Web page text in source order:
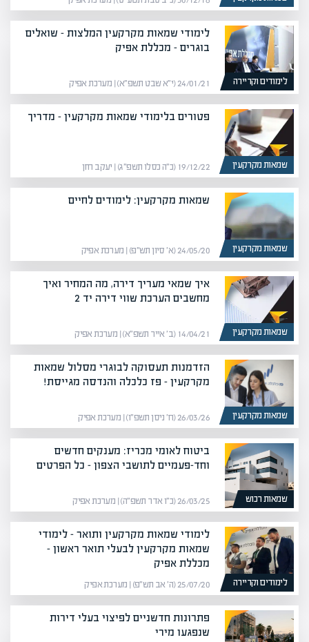
לימודים וקריירה
לימודי שמאות מקרקעין המלצות – שואלים
בוגרים – מכללת אפיק
24/01/21 (י״א שבט תשפ״א) | מערכת אפיק
שמאות מקרקעין
פטורים בלימודי שמאות מקרקעין – מדריך
19/12/22 (כ״ה כסלו תשפ״ג) | יעקב חזן
שמאות מקרקעין
שמאות מקרקעין: לימודים לחיים
24/05/20 (א׳ סיון תש״פ) | מערכת אפיק
שמאות מקרקעין
איך שמאי מעריך דירה, מה המחיר ואיך
מחשבים הערכת שווי דירה יד 2
14/04/21 (ב׳ אייר תשפ״א) | מערכת אפיק
שמאות מקרקעין
הזדמנות תעסוקה לבוגרי מסלול שמאות
מקרקעין – פז כלכלה והנדסה מגייסת!
26/03/26 (ח׳ ניסן תשפ״ו) | מערכת אפיק
שמאות רכוש
ביטוח לאומי מכריז: מענקים חדשים
וחד-פעמיים לתושבי הצפון – כל הפרטים​
26/03/25 (כ״ו אדר תשפ״ה) | מערכת אפיק
לימודים וקריירה
לימודי שמאות מקרקעין ותואר – לימודי
שמאות מקרקעין לבעלי תואר ראשון –
מכללת אפיק
25/07/20 (ה׳ אב תש״פ) | מערכת אפיק
פתרונות חדשניים לפיצוי בעלי דירות
שנפגעו מירי